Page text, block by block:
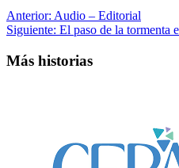
Economía
17 enero, 20260